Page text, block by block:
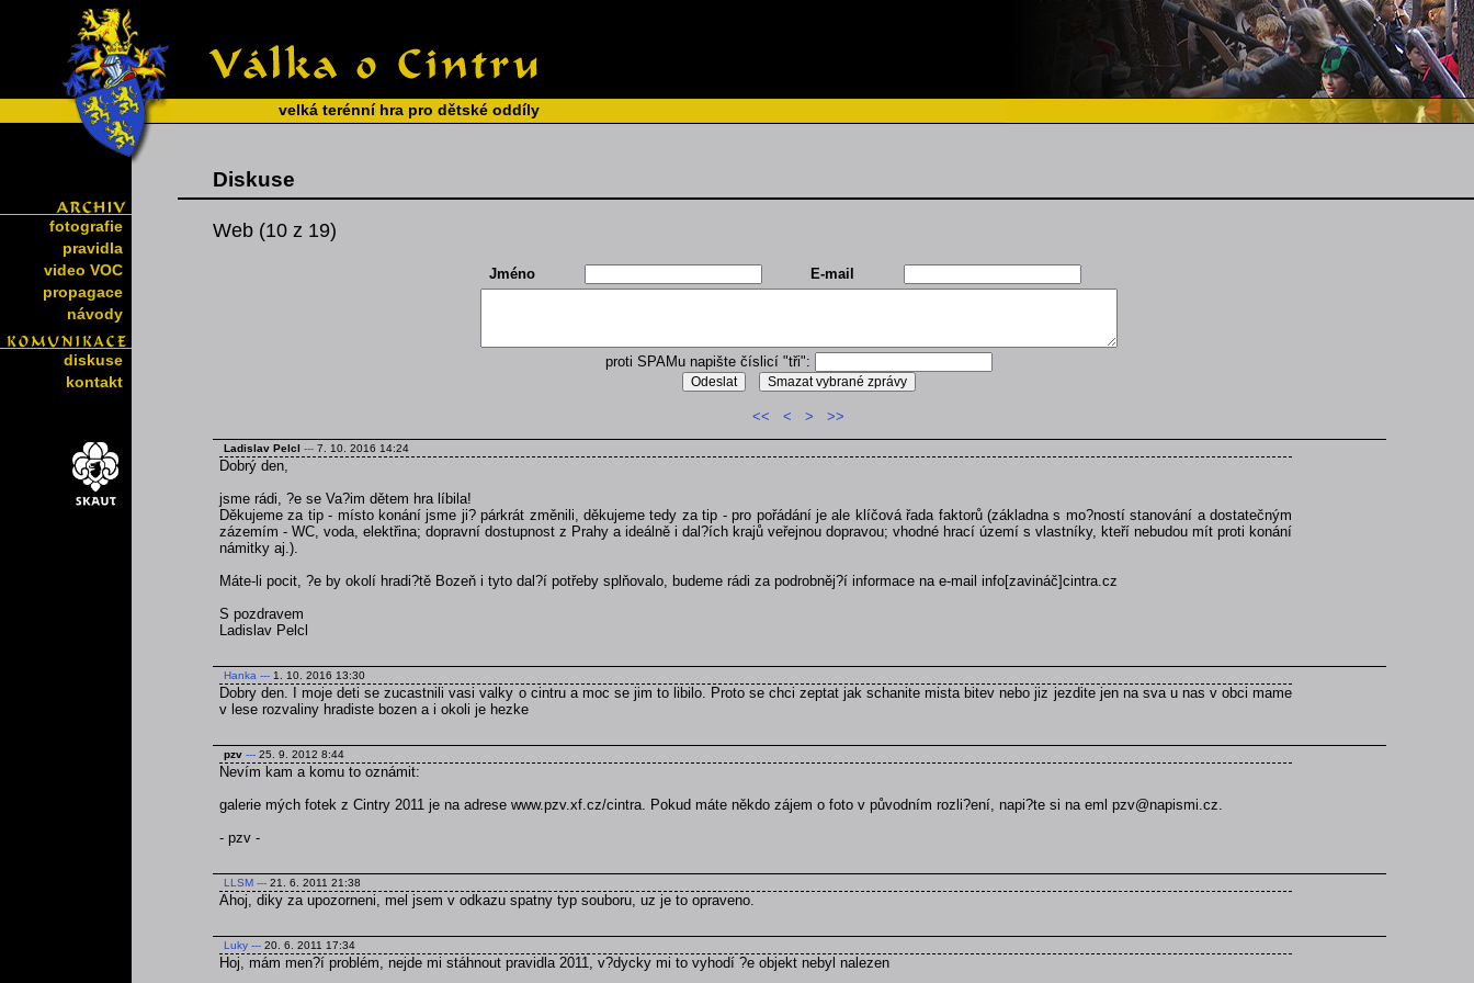
velká terénní hra pro dětské oddíly
fotografie
pravidla
video VOC
propagace
návody
diskuse
kontakt
Diskuse
Web (10 z 19)
Jméno E-mail
proti SPAMu napište číslicí "tři":
<< < > >>
Ladislav Pelcl --- 7. 10. 2016 14:24
Dobrý den,
jsme rádi, ?e se Va?im dětem hra líbila!
Děkujeme za tip - místo konání jsme ji? párkrát změnili, děkujeme tedy za tip - pro pořádání je ale klíčová řada faktorů (základna s mo?ností stanování a dostatečným
zázemím - WC, voda, elektřina; dopravní dostupnost z Prahy a ideálně i dal?ích krajů veřejnou dopravou; vhodné hrací území s vlastníky, kteří nebudou mít proti konání
námitky aj.).
Máte-li pocit, ?e by okolí hradi?tě Bozeň i tyto dal?í potřeby splňovalo, budeme rádi za podrobněj?í informace na e-mail info[zavináč]cintra.cz
S pozdravem
Ladislav Pelcl
Hanka --- 1. 10. 2016 13:30
Dobry den. I moje deti se zucastnili vasi valky o cintru a moc se jim to libilo. Proto se chci zeptat jak schanite mista bitev nebo jiz jezdite jen na sva u nas v obci mame
v lese rozvaliny hradiste bozen a i okoli je hezke
pzv --- 25. 9. 2012 8:44
Nevím kam a komu to oznámit:
galerie mých fotek z Cintry 2011 je na adrese www.pzv.xf.cz/cintra. Pokud máte někdo zájem o foto v původním rozli?ení, napi?te si na eml pzv@napismi.cz.
- pzv -
LLSM --- 21. 6. 2011 21:38
Ahoj, diky za upozorneni, mel jsem v odkazu spatny typ souboru, uz je to opraveno.
Luky --- 20. 6. 2011 17:34
Hoj, mám men?í problém, nejde mi stáhnout pravidla 2011, v?dycky mi to vyhodí ?e objekt nebyl nalezen